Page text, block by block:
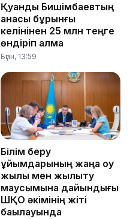
Қуандық Бишімбаевтың
анасы бұрынғы
келінінен 25 млн теңге
өндіріп алмақ
Бүгін, 13:59
Білім беру
ұйымдарының жаңа оқу
жылы мен жылыту
маусымына дайындығы
ШҚО әкімінің жіті
бақылауында